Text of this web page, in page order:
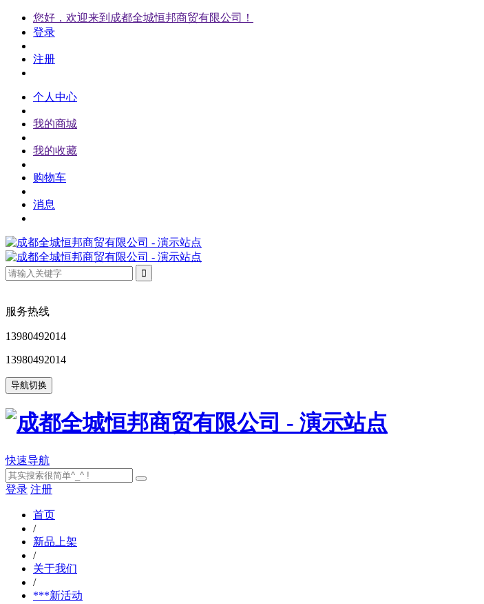
您好，欢迎来到成都全城恒邦商贸有限公司！
登录
注册
个人中心
我的商城
我的收藏
购物车
消息
服务热线
13980492014
13980492014
导航切换
快速导航
登录 注册
首页
/
新品上架
/
关于我们
/
***新活动